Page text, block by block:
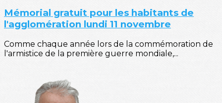
Mémorial gratuit pour les habitants de
l'agglomération lundi 11 novembre
Comme chaque année lors de la commémoration de
l'armistice de la première guerre mondiale,...